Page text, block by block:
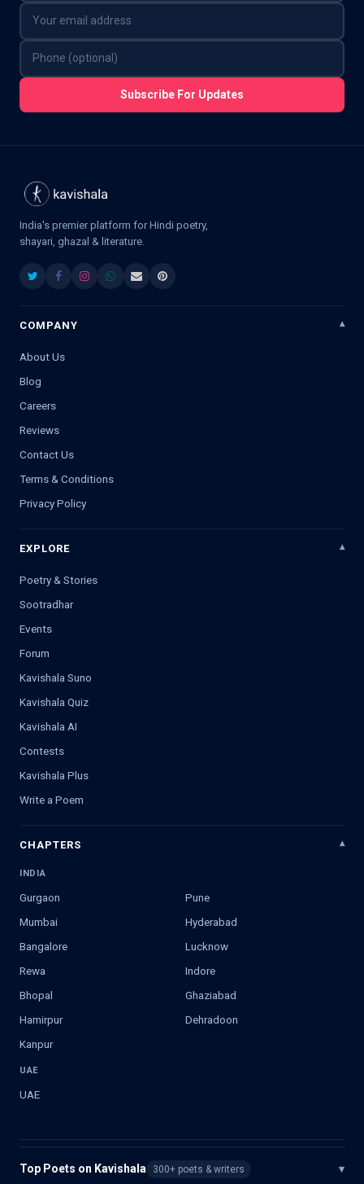
Subscribe For Updates
India's premier platform for Hindi poetry,
shayari, ghazal & literature.
COMPANY
About Us
Blog
Careers
Reviews
Contact Us
Terms & Conditions
Privacy Policy
EXPLORE
Poetry & Stories
Sootradhar
Events
Forum
Kavishala Suno
Kavishala Quiz
Kavishala AI
Contests
Kavishala Plus
Write a Poem
CHAPTERS
INDIA
Gurgaon
Pune
Mumbai
Hyderabad
Bangalore
Lucknow
Rewa
Indore
Bhopal
Ghaziabad
Hamirpur
Dehradoon
Kanpur
UAE
UAE
Top Poets on Kavishala 300+ poets & writers ▾